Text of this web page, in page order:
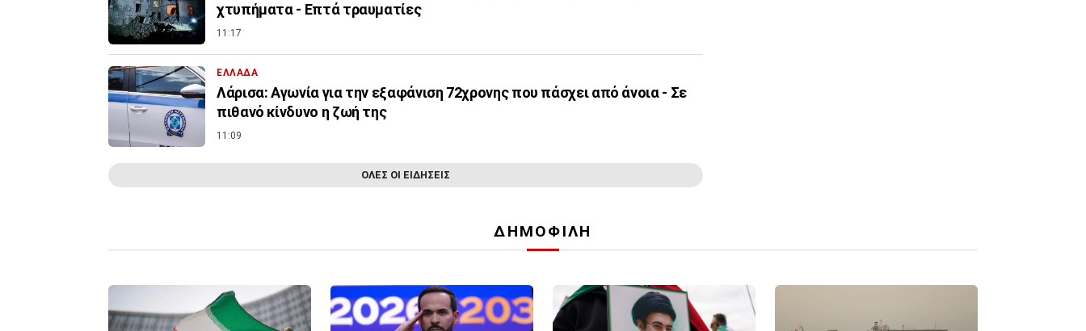
χτυπήματα - Επτά τραυματίες
11:17
ΕΛΛΑΔΑ
Λάρισα: Αγωνία για την εξαφάνιση 72χρονης που πάσχει από άνοια - Σε
πιθανό κίνδυνο η ζωή της
11:09
ΟΛΕΣ ΟΙ ΕΙΔΗΣΕΙΣ
ΔΗΜΟΦΙΛΗ